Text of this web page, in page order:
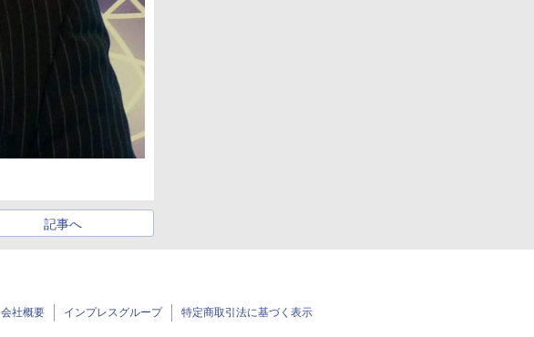
記事へ
会社概要 インプレスグループ 特定商取引法に基づく表示